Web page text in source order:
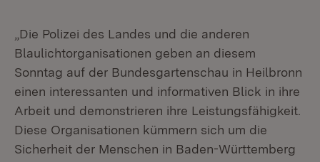
„Die Polizei des Landes und die anderen
Blaulichtorganisationen geben an diesem
Sonntag auf der Bundesgartenschau in Heilbronn
einen interessanten und informativen Blick in ihre
Arbeit und demonstrieren ihre Leistungsfähigkeit.
Diese Organisationen kümmern sich um die
Sicherheit der Menschen in Baden-Württemberg